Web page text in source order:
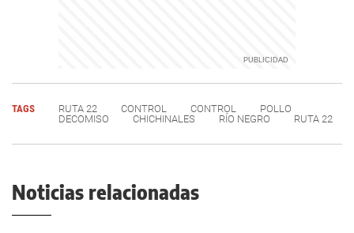
TAGS RUTA 22 CONTROL CONTROL
POLLO
DECOMISO
CHICHINALES RÍO NEGRO RUTA 22
Noticias relacionadas